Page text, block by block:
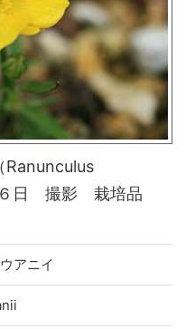
Ranunculus
日 撮影 栽培品
アニイ